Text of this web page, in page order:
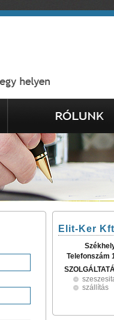
Elit-Ker
Telefonszám
szállítás